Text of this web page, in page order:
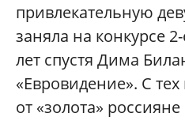
привлекательную
заняла на конкурсе
лет спустя Дима
«Евровидение». С
от «золота»